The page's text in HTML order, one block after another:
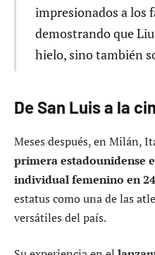
impresionados a los
demostrando que
hielo, sino también
De San Luis a la
Meses después, en Milán,
primera estadounidense
individual femenino en
estatus como una de las
versátiles del país.